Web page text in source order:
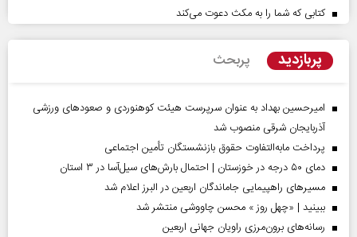
کتابی که شما را به مکث دعوت می‌کند
پربازدید پربحث
امیرحسین بهداد به عنوان سرپرست هیئت کوهنوردی و صعودهای ورزشی
آذربایجان شرقی منصوب شد
پرداخت مابه‌التفاوت حقوق بازنشستگان تأمین اجتماعی
دمای ۵۰ درجه در خوزستان | احتمال بارش‌های سیل‌آسا در ۳ استان
مسیر‌های راهپیمایی جاماندگان اربعین در البرز اعلام شد
ببینید | «چهل روز » محسن چاووشی منتشر شد
رسانه‌های برون‌مرزی راویان جهانی اربعین